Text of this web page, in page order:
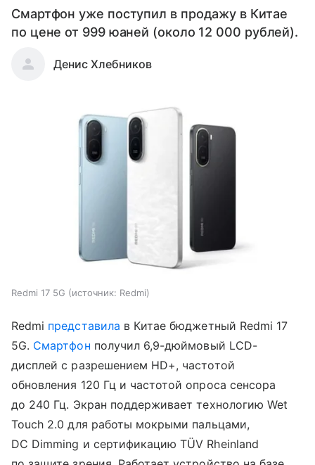
Смартфон уже поступил в продажу в Китае
по цене от 999 юаней (около 12 000 рублей).
Денис Хлебников
Redmi 17 5G источник: Redmi
Redmi представила в Китае бюджетный Redmi 17
5G. Смартфон получил 6,9-дюймовый LCD-
дисплей с разрешением HD+, частотой
обновления 120 Гц и частотой опроса сенсора
до 240 Гц. Экран поддерживает технологию Wet
Touch 2.0 для работы мокрыми пальцами,
DC Dimming и сертификацию TÜV Rheinland